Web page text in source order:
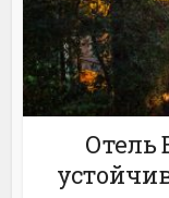
Отель